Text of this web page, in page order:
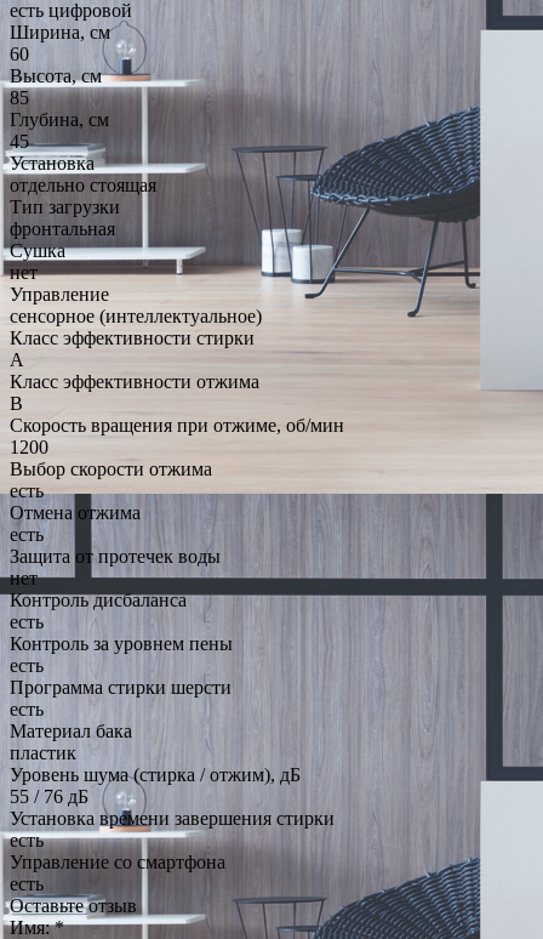
есть цифровой
Ширина, см
60
Высота, см
85
Глубина, см
45
Установка
отдельно стоящая
Тип загрузки
фронтальная
Сушка
нет
Управление
сенсорное (интеллектуальное)
Класс эффективности стирки
A
Класс эффективности отжима
B
Скорость вращения при отжиме, об/мин
1200
Выбор скорости отжима
есть
Отмена отжима
есть
Защита от протечек воды
нет
Контроль дисбаланса
есть
Контроль за уровнем пены
есть
Программа стирки шерсти
есть
Материал бака
пластик
Уровень шума (стирка / отжим), дБ
55 / 76 дБ
Установка времени завершения стирки
есть
Управление со смартфона
есть
Оставьте отзыв
Имя:*